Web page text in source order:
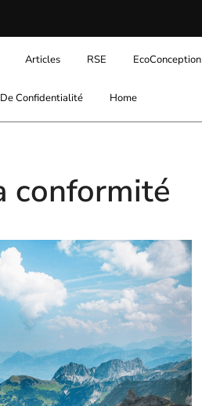
Articles RSE EcoConception
Confidentialité Home
conformité